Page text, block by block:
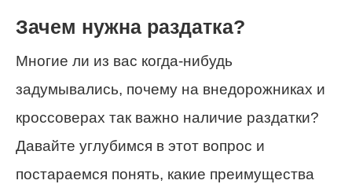
Зачем нужна раздатка?
Многие ли из вас когда-нибудь
задумывались, почему на внедорожниках и
кроссоверах так важно наличие раздатки?
Давайте углубимся в этот вопрос и
постараемся понять, какие преимущества